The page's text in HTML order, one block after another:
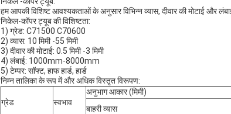
हम आपकी विशिष्ट आवश्यकताओं के अनुसार विभिन्न व्यास, दीवार की मोटाई और
निकेल-कॉपर ट्यूब की विशिष्टता:
1) ग्रेड: C71500 C70600
2) व्यास: 10 मिमी -55 मिमी
3) दीवार की मोटाई: 0.5 मिमी -3 मिमी
4) लंबाई: 1000mm-8000mm
5) टेम्पर: सॉफ्ट, हाफ हार्ड, हार्ड
निम्न तालिका के रूप में और अधिक विस्तृत विरूपण:
ग्रेड स्वभाव
अनुभाग आकार (मिमी)
बाहरी व्यास